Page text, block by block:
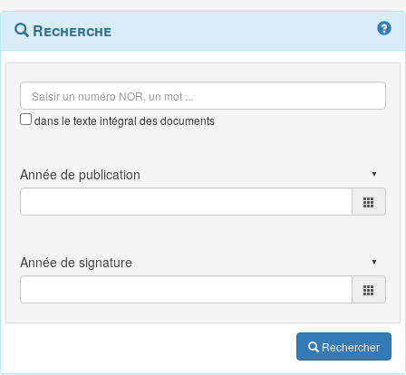
Navigation
outils
Menu
contextuel
Recherche
dans le texte intégral des documents
Rechercher